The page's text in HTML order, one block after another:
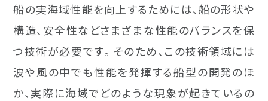
船の実海域性能を向上するためには、船の形状や
構造、安全性などさまざまな性能のバランスを保
つ技術が必要です。 そのため、この技術領域には
波や風の中でも性能を発揮する船型の開発のほ
か、実際に海域でどのような現象が起きているの